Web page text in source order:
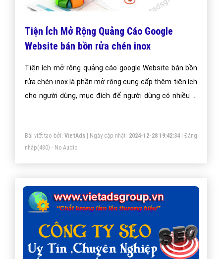
Tiện Ích Mở Rộng Quảng Cáo Google
Website bán bồn rửa chén inox
Tiện ích mở rộng quảng cáo google Website bán bồn
rửa chén inox là phần mở rộng cung cấp thêm tiện ích
cho người dùng, mục đích để người dùng có nhiều lý
Bài viết tạo bởi: VietAds| Ngày cập nhật: 2024-12-28 19:42:34|Đăng
nhập(480) - No Audio